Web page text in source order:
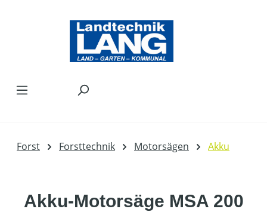
Forst Forsttechnik Motorsägen Akku
Akku-Motorsäge MSA 200